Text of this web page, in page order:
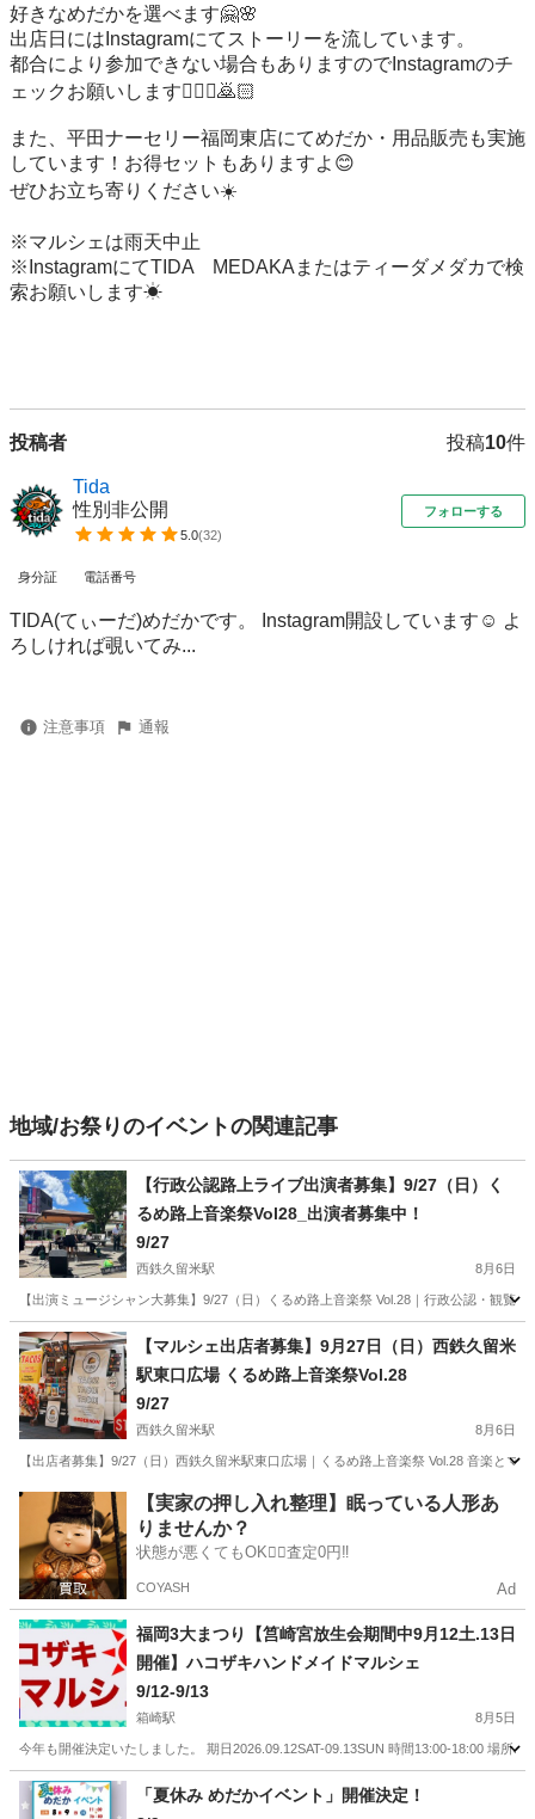
好きなめだかを選べます🤗🌸
出店日にはInstagramにてストーリーを流しています。
都合により参加できない場合もありますのでInstagramのチ
ェックお願いします🙇🏻‍♀️🙇🏻
また、平田ナーセリー福岡東店にてめだか・用品販売も実施
しています！お得セットもありますよ😊
ぜひお立ち寄りください☀️
※マルシェは雨天中止
※InstagramにてTIDA　MEDAKAまたはティーダメダカで検
索お願いします☀
投稿者 投稿10件
Tida
性別非公開
5.0(32)
フォローする
身分証 電話番号
TIDA(てぃーだ)めだかです。 Instagram開設しています☺️ よ
ろしければ覗いてみ...
注意事項 通報
地域/お祭りのイベントの関連記事
【行政公認路上ライブ出演者募集】9/27（日）く
るめ路上音楽祭Vol28_出演者募集中！
9/27
西鉄久留米駅 8月6日
【出演ミュージシャン大募集】9/27（日）くるめ路上音楽祭 Vol.28｜行政公認・観
福岡 久留米市 西鉄久留米駅 地域/お祭り 音楽祭
【マルシェ出店者募集】9月27日（日）西鉄久留米
駅東口広場 くるめ路上音楽祭Vol.28
9/27
西鉄久留米駅 8月6日
【出店者募集】9/27（日）西鉄久留米駅東口広場｜くるめ路上音楽祭 Vol.28 音楽と
福岡 久留米市 西鉄久留米駅 地域/お祭り
【実家の押し入れ整理】眠っている人形あ
りませんか？
状態が悪くてもOK🙆‍♀️査定0円‼️
COYASH Ad
福岡3大まつり【筥崎宮放生会期間中9月12土.13日
開催】ハコザキハンドメイドマルシェ
9/12-9/13
箱崎駅 8月5日
今年も開催決定いたしました。 期日2026.09.12SAT-09.13SUN 時間13:00-18:00 場所
福岡 福岡市 箱崎駅 地域/お祭り 筥崎宮
「夏休み めだかイベント」開催決定！